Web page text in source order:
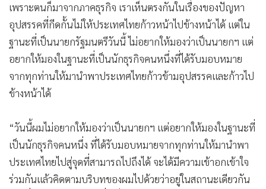
เพราะตนก็มาจากภาคธุรกิจ เราเห็นตรงกันในเรื่องของปัญหา
อุปสรรคที่กีดกั้นไม่ให้ประเทศไทยก้าวหน้าไปข้างหน้าได้ แต่ใน
ฐานะที่เป็นนายกรัฐมนตรีวันนี้ ไม่อยากให้มองว่าเป็นนายกฯ แต่
อยากให้มองในฐานะที่เป็นนักธุรกิจคนหนึ่งที่ได้รับมอบหมาย
จากทุกท่านให้มานำพาประเทศไทยก้าวข้ามอุปสรรคและก้าวไป
ข้างหน้าได้
“วันนี้ผมไม่อยากให้มองว่าเป็นนายกฯ แต่อยากให้มองในฐานะที่
เป็นนักธุรกิจคนหนึ่ง ที่ได้รับมอบหมายจากทุกท่านให้มานำพา
ประเทศไทยไปสู่จุดที่สามารถไปถึงได้ จะได้มีความเข้าอกเข้าใจ
ร่วมกันแล้วคิดตามบริบทของผมไปด้วยว่าอยู่ในสถานะเดียวกัน